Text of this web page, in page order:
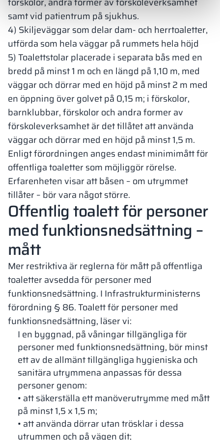
samt vid patientrum på sjukhus.
4) Skiljeväggar som delar dam- och herrtoaletter,
utförda som hela väggar på rummets hela höjd
5) Toalettstolar placerade i separata bås med en
bredd på minst 1 m och en längd på 1,10 m, med
väggar och dörrar med en höjd på minst 2 m med
en öppning över golvet på 0,15 m; i förskolor,
barnklubbar, förskolor och andra former av
förskoleverksamhet är det tillåtet att använda
väggar och dörrar med en höjd på minst 1,5 m.
Enligt förordningen anges endast minimimått för
offentliga toaletter som möjliggör rörelse.
Erfarenheten visar att båsen – om utrymmet
tillåter – bör vara något större.
Offentlig toalett för personer
med funktionsnedsättning –
mått
Mer restriktiva är reglerna för mått på offentliga
toaletter avsedda för personer med
funktionsnedsättning. I Infrastrukturministerns
förordning § 86. Toalett för personer med
funktionsnedsättning, läser vi:
I en byggnad, på våningar tillgängliga för
personer med funktionsnedsättning, bör minst
ett av de allmänt tillgängliga hygieniska och
sanitära utrymmena anpassas för dessa
personer genom:
• att säkerställa ett manöverutrymme med mått
på minst 1,5 x 1,5 m;
• att använda dörrar utan trösklar i dessa
utrymmen och på vägen dit;